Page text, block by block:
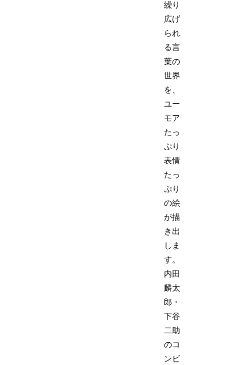
繰り
広げ
られ
る言
葉の
世界
を、
ユー
モア
たっ
ぷり
表情
たっ
ぷり
の絵
が描
き出
しま
す。
内田
麟太
郎・
下谷
二助
のコ
ンビ